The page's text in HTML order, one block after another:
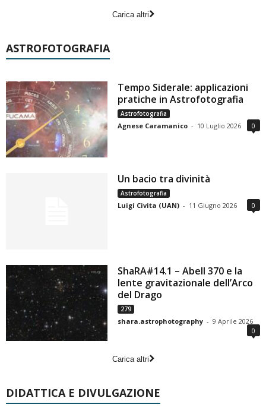
Carica altri
ASTROFOTOGRAFIA
Tempo Siderale: applicazioni
pratiche in Astrofotografia
Astrofotografia
Agnese Caramanico - 10 Luglio 2026 0
Un bacio tra divinità
Astrofotografia
Luigi Civita (UAN) - 11 Giugno 2026 0
ShaRA#14.1 – Abell 370 e la
lente gravitazionale dell’Arco
del Drago
279
shara.astrophotography - 9 Aprile 2026
0
Carica altri
DIDATTICA E DIVULGAZIONE